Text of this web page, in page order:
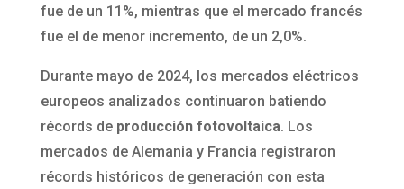
fue de un 11%, mientras que el mercado francés
fue el de menor incremento, de un 2,0%.
Durante mayo de 2024, los mercados eléctricos
europeos analizados continuaron batiendo
récords de producción fotovoltaica. Los
mercados de Alemania y Francia registraron
récords históricos de generación con esta